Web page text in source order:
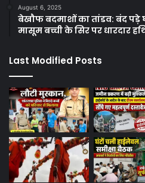
August 6, 2025
बेखौफ बदमाशों का तांडव: बंद पड़े
मासूम बच्ची के सिर पर धारदार
Last Modified Posts